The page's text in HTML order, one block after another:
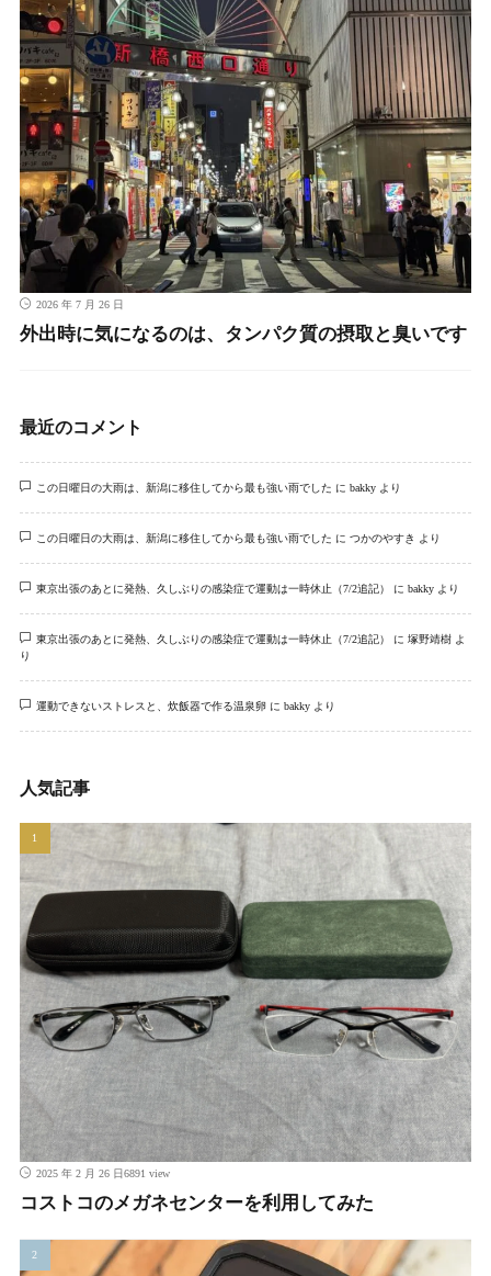
2026 年 7 月 26 日
外出時に気になるのは、タンパク質の摂取と臭いです
最近のコメント
この日曜日の大雨は、新潟に移住してから最も強い雨でした に bakkyより
この日曜日の大雨は、新潟に移住してから最も強い雨でした に つかのやすき より
東京出張のあとに発熱、久しぶりの感染症で運動は一時休止（7/2追記） に bakkyより
東京出張のあとに発熱、久しぶりの感染症で運動は一時休止（7/2追記） に 塚野靖樹よ
り
運動できないストレスと、炊飯器で作る温泉卵に bakkyより
人気記事
2025 年 2 月 26 日6891 view
コストコのメガネセンターを利用してみた